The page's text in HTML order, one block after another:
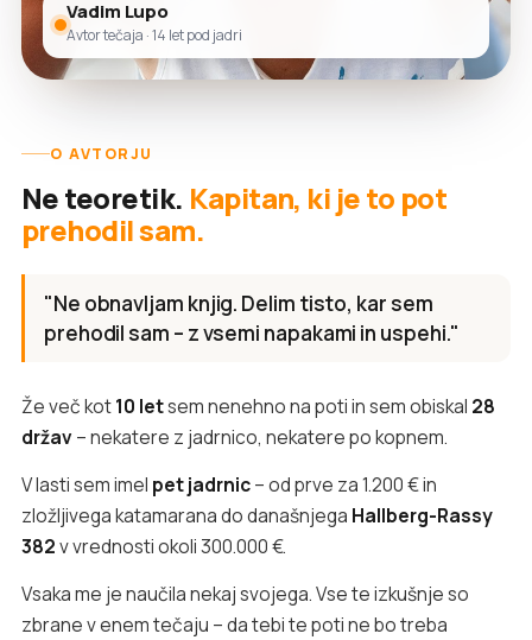
Vadim Lupo
Avtor tečaja · 14 let pod jadri
O AVTORJU
Ne teoretik. Kapitan, ki je to pot
prehodil sam.
"Ne obnavljam knjig. Delim tisto, kar sem
prehodil sam – z vsemi napakami in uspehi."
Že več kot10 letsem nenehno na poti in sem obiskal 28
držav– nekatere z jadrnico, nekatere po kopnem.
V lasti sem imel pet jadrnic– od prve za 1.200 € in
zložljivega katamarana do današnjega Hallberg-Rassy
382v vrednosti okoli 300.000 €.
Vsaka me je naučila nekaj svojega. Vse te izkušnje so
zbrane v enem tečaju – da tebi te poti ne bo treba